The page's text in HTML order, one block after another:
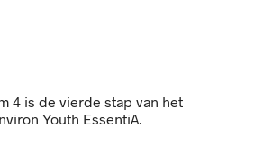
4 is de vierde stap van het
Youth EssentiA.